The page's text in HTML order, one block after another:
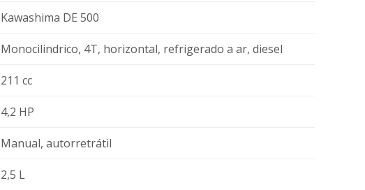
Kawashima DE 500
Monocilindrico, 4T, horizontal, refrigerado a ar, diesel
211 cc
4,2 HP
Manual, autorretrátil
2,5 L